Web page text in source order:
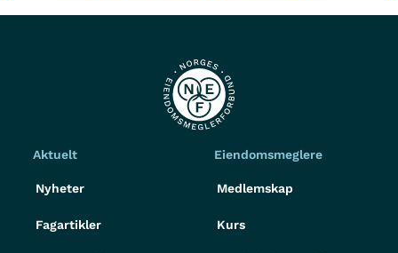
Aktuelt
Nyheter
Fagartikler
Eiendomsmeglere
Medlemskap
Kurs